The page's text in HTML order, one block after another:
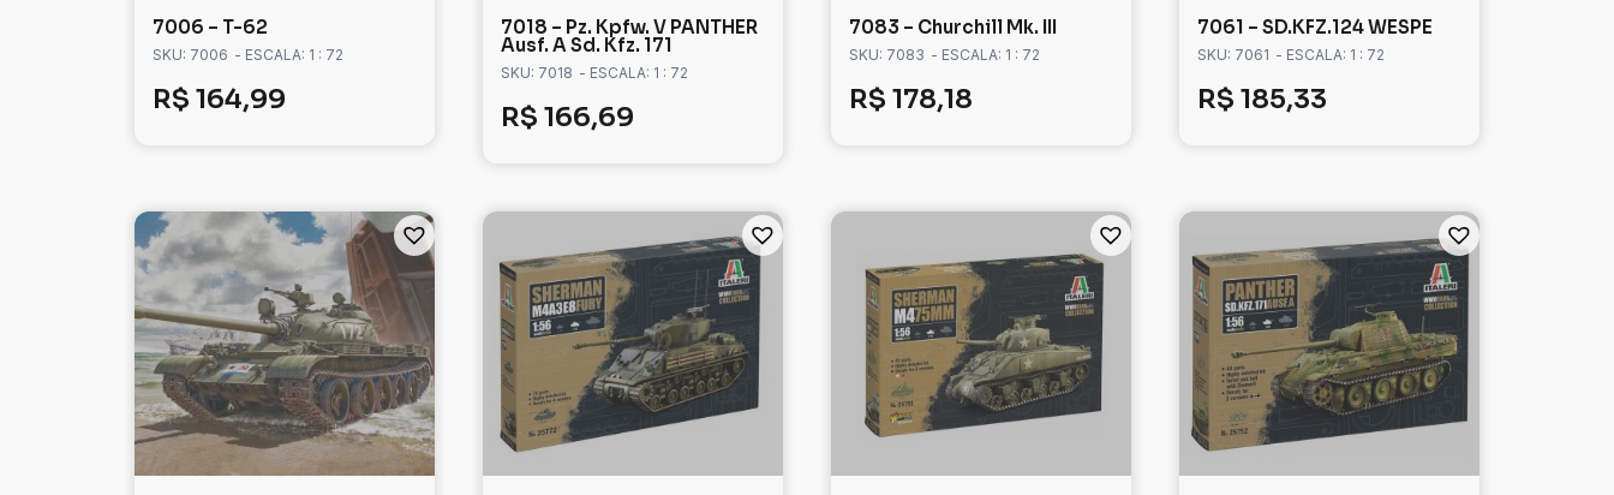
7006 – T-62
SKU: 7006 - ESCALA: 1 : 72
R$ 164,99
7018 – Pz. Kpfw. V PANTHER
Ausf. A Sd. Kfz. 171
SKU: 7018 - ESCALA: 1 : 72
R$ 166,69
7083 – Churchill Mk. III
SKU: 7083 - ESCALA: 1 : 72
R$ 178,18
7061 – SD.KFZ.124 WESPE
SKU: 7061 - ESCALA: 1 : 72
R$ 185,33